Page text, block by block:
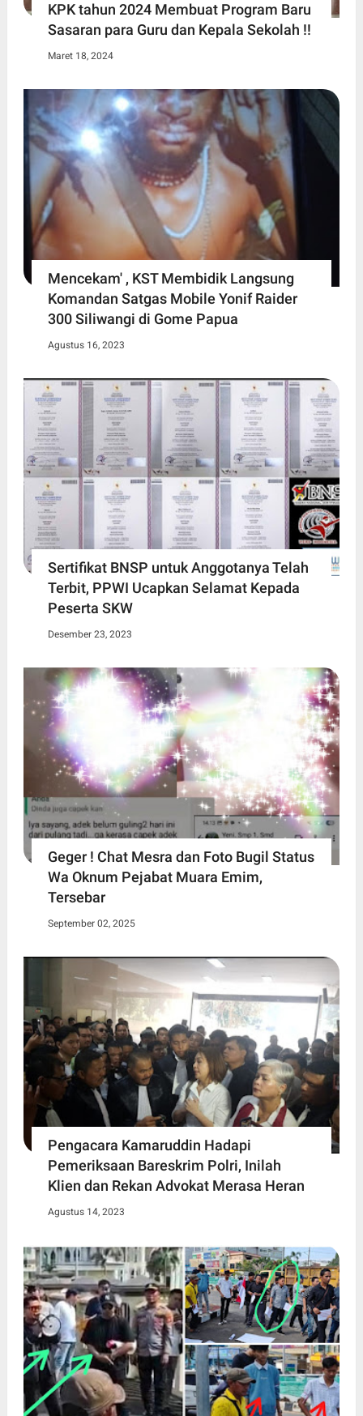
KPK tahun 2024 Membuat Program Baru
Sasaran para Guru dan Kepala Sekolah !!
Maret 18, 2024
Mencekam' , KST Membidik Langsung
Komandan Satgas Mobile Yonif Raider
300 Siliwangi di Gome Papua
Agustus 16, 2023
Sertifikat BNSP untuk Anggotanya Telah
Terbit, PPWI Ucapkan Selamat Kepada
Peserta SKW
Desember 23, 2023
Geger ! Chat Mesra dan Foto Bugil Status
Wa Oknum Pejabat Muara Emim,
Tersebar
September 02, 2025
Pengacara Kamaruddin Hadapi
Pemeriksaan Bareskrim Polri, Inilah
Klien dan Rekan Advokat Merasa Heran
Agustus 14, 2023